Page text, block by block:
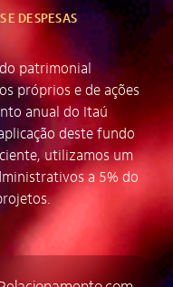
E DESPESAS
patrimonial
próprios e de ações
anual do Itaú
deste fundo
utilizamos um
a 5% do